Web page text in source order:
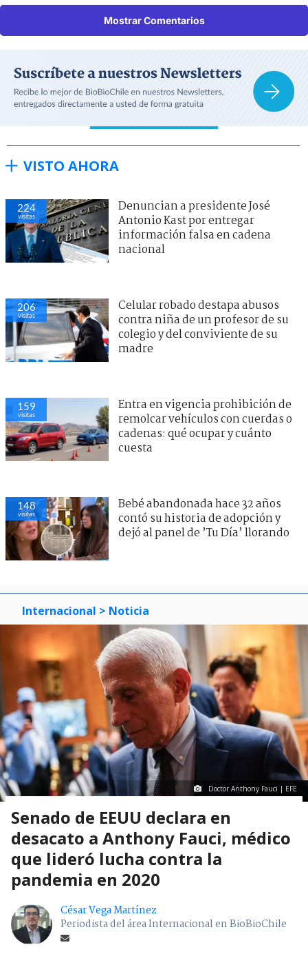
Mostrar Comentarios
VISTO AHORA
224
visitas
Denuncian a presidente José
Antonio Kast por entregar
información falsa en cadena
nacional
206
visitas
Celular robado destapa abusos
contra niña de un profesor de su
colegio y del conviviente de su
madre
159
visitas
Entra en vigencia prohibición de
remolcar vehículos con cuerdas o
cadenas: qué ocupar y cuánto
cuesta
148
visitas
Bebé abandonada hace 32 años
contó su historia de adopción y
dejó al panel de ’Tu Día’ llorando
Internacional > Noticia
Doctor Anthony Fauci | EFE
Senado de EEUU declara en
desacato a Anthony Fauci, médico
que lideró lucha contra la
pandemia en 2020
César Vega Martínez
Periodista del área Internacional en BioBioChile